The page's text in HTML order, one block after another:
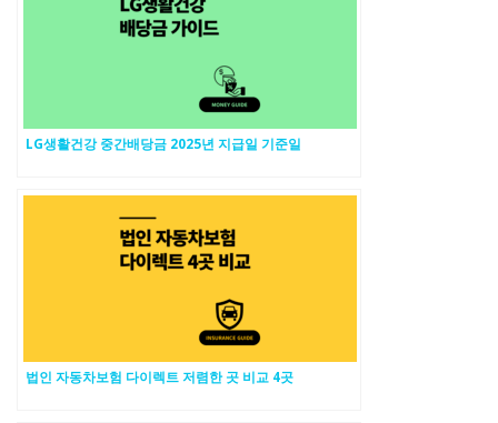
LG생활건강 중간배당금 2025년 지급일 기준일
법인 자동차보험 다이렉트 저렴한 곳 비교 4곳